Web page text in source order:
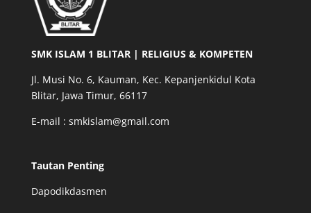
SMK ISLAM 1 BLITAR | RELIGIUS & KOMPETEN
Jl. Musi No. 6, Kauman, Kec. Kepanjenkidul Kota
Blitar, Jawa Timur, 66117
E-mail : smkislam@gmail.com
Tautan Penting
Dapodikdasmen